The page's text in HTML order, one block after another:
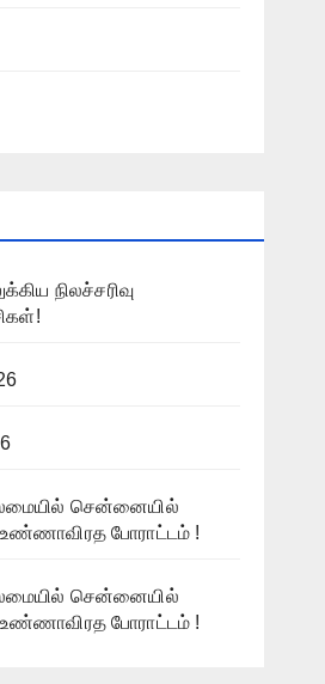
நிலச்சரிவு
சென்னையில்
உண்ணாவிரத போராட்டம் !
சென்னையில்
உண்ணாவிரத போராட்டம் !